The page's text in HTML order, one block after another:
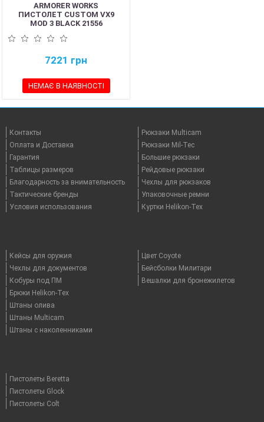
ARMORER WORKS
ПИСТОЛЕТ CUSTOM VX9
MOD 3 BLACK 21556
7221 грн
НЕМАЄ В НАЯВНОСТІ
Контакты
Оплата и Доставка
Гарантия
Таблицы размеров
Благодарность за внимательность
Тактические бренды
Условия использования
Рюкзаки Multicam
Рюкзаки Mil-Tec
Большие рюкзаки
Рейдовые рюкзаки
Чехлы для рюкзаков
Упаковочные ремни
Куртки Helikon-Tex
Кейсы для оружия
Чехлы для документов
Кобуры под ПМ
Брюки Helikon-Tex
Штаны олива
Штаны Multicam
Штаны с наколенниками
Цвет Coyote
Бейсболки Милитари
Вешалки для бронежилетов
Пистолеты Beretta
Пистолеты Glock
Пистолеты Colt